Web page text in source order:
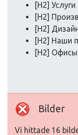
[H2]
[H2]
[H2]
[H2] Наши
[H2] Офисы
Bilder
Vi hittade 16